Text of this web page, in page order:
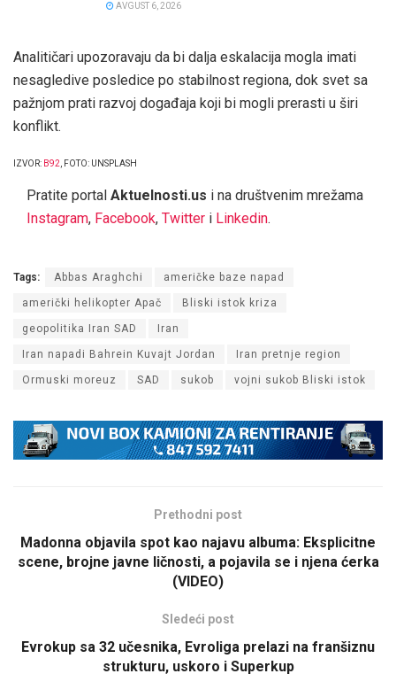
AVGUST 6, 2026
Analitičari upozoravaju da bi dalja eskalacija mogla imati
nesagledive posledice po stabilnost regiona, dok svet sa
pažnjom prati razvoj događaja koji bi mogli prerasti u širi
konflikt.
IZVOR: B92 , FOTO: UNSPLASH
Pratite portal Aktuelnosti.us i na društvenim mrežama
Instagram, Facebook, Twitter i Linkedin.
Tags: Abbas Araghchi američke baze napad
američki helikopter Apač Bliski istok kriza
geopolitika Iran SAD Iran
Iran napadi Bahrein Kuvajt Jordan Iran pretnje region
Ormuski moreuz SAD sukob vojni sukob Bliski istok
Prethodni post
Madonna objavila spot kao najavu albuma: Eksplicitne
scene, brojne javne ličnosti, a pojavila se i njena ćerka
(VIDEO)
Sledeći post
Evrokup sa 32 učesnika, Evroliga prelazi na franšiznu
strukturu, uskoro i Superkup